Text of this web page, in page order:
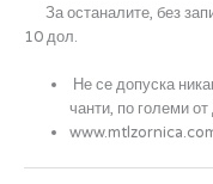
За останалите, без
10 дол.
Не се допуска
чанти, по големи